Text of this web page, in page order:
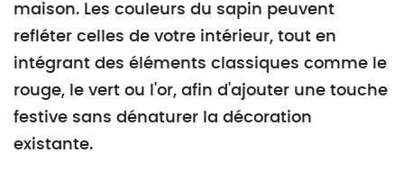
maison. Les couleurs du sapin peuvent
refléter celles de votre intérieur, tout en
intégrant des éléments classiques comme le
rouge, le vert ou l'or, afin d'ajouter une touche
festive sans dénaturer la décoration
existante.